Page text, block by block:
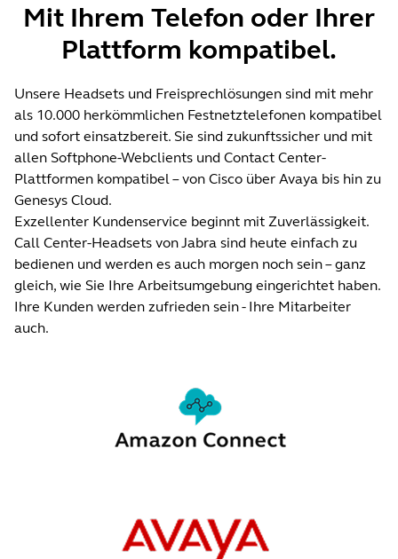
Mit Ihrem Telefon oder Ihrer
Plattform kompatibel.
Unsere Headsets und Freisprechlösungen sind mit mehr
als 10.000 herkömmlichen Festnetztelefonen kompatibel
und sofort einsatzbereit. Sie sind zukunftssicher und mit
allen Softphone-Webclients und Contact Center-
Plattformen kompatibel – von Cisco über Avaya bis hin zu
Genesys Cloud.
Exzellenter Kundenservice beginnt mit Zuverlässigkeit.
Call Center-Headsets von Jabra sind heute einfach zu
bedienen und werden es auch morgen noch sein – ganz
gleich, wie Sie Ihre Arbeitsumgebung eingerichtet haben.
Ihre Kunden werden zufrieden sein - Ihre Mitarbeiter
auch.